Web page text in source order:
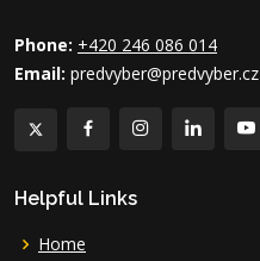
Phone: +420 246 086 014
Email: predvyber@predvyber.cz
Helpful Links
Home